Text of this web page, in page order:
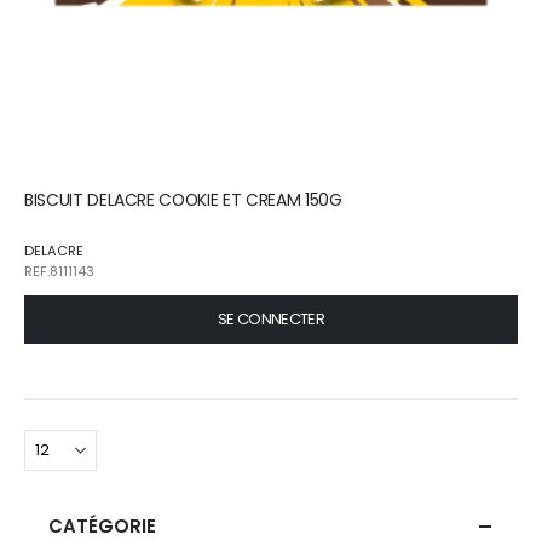
BISCUIT DELACRE COOKIE ET CREAM 150G
DELACRE
REF.8111143
SE CONNECTER
CATÉGORIE